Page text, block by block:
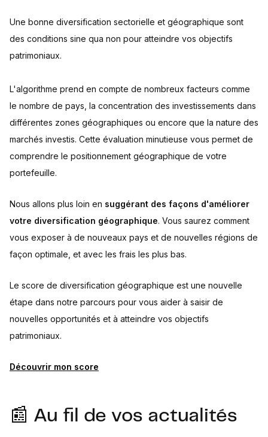
Une bonne diversification sectorielle et géographique sont
des conditions sine qua non pour atteindre vos objectifs
patrimoniaux.
L'algorithme prend en compte de nombreux facteurs comme
le nombre de pays, la concentration des investissements dans
différentes zones géographiques ou encore que la nature des
marchés investis. Cette évaluation minutieuse vous permet de
comprendre le positionnement géographique de votre
portefeuille.
Nous allons plus loin en suggérant des façons d'améliorer
votre diversification géographique. Vous saurez comment
vous exposer à de nouveaux pays et de nouvelles régions de
façon optimale, et avec les frais les plus bas.
Le score de diversification géographique est une nouvelle
étape dans notre parcours pour vous aider à saisir de
nouvelles opportunités et à atteindre vos objectifs
patrimoniaux.
Découvrir mon score
📰 Au fil de vos actualités